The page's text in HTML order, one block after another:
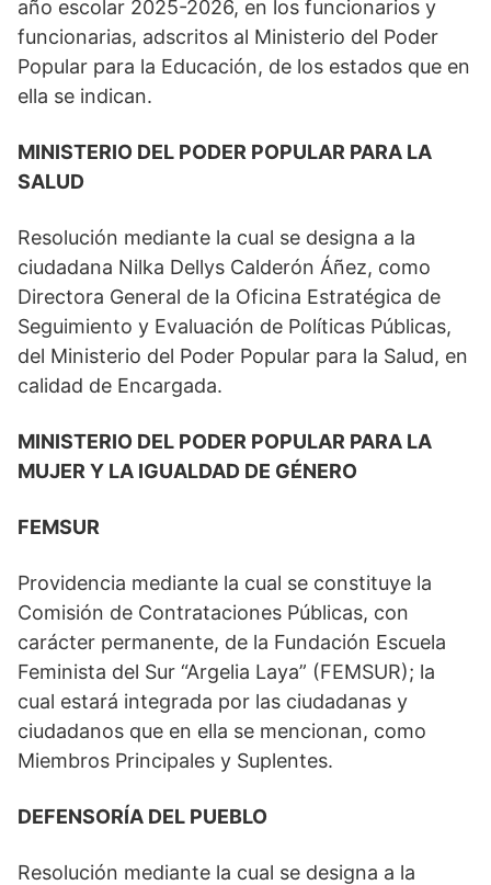
año escolar 2025-2026, en los funcionarios y
funcionarias, adscritos al Ministerio del Poder
Popular para la Educación, de los estados que en
ella se indican.
MINISTERIO DEL PODER POPULAR PARA LA
SALUD
Resolución mediante la cual se designa a la
ciudadana Nilka Dellys Calderón Áñez, como
Directora General de la Oficina Estratégica de
Seguimiento y Evaluación de Políticas Públicas,
del Ministerio del Poder Popular para la Salud, en
calidad de Encargada.
MINISTERIO DEL PODER POPULAR PARA LA
MUJER Y LA IGUALDAD DE GÉNERO
FEMSUR
Providencia mediante la cual se constituye la
Comisión de Contrataciones Públicas, con
carácter permanente, de la Fundación Escuela
Feminista del Sur “Argelia Laya” (FEMSUR); la
cual estará integrada por las ciudadanas y
ciudadanos que en ella se mencionan, como
Miembros Principales y Suplentes.
DEFENSORÍA DEL PUEBLO
Resolución mediante la cual se designa a la